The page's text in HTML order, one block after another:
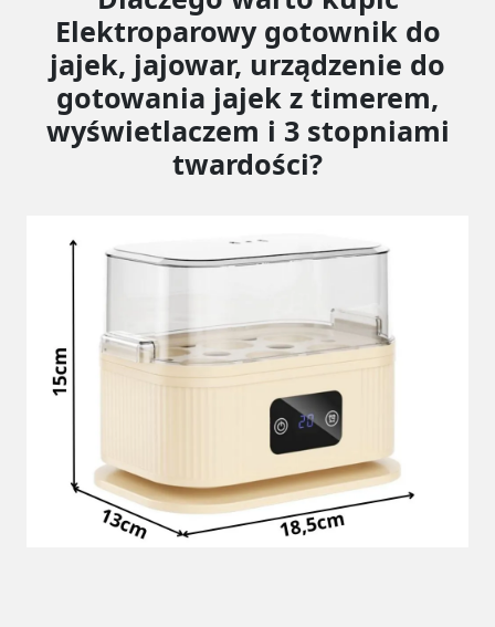
Elektroparowy gotownik do
jajek, jajowar, urządzenie do
gotowania jajek z timerem,
wyświetlaczem i 3 stopniami
twardości?